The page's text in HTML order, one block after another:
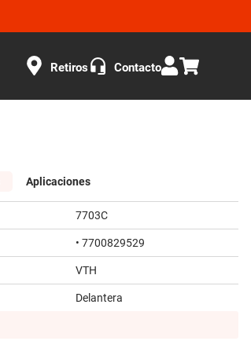
Retiros Contacto
Aplicaciones
7703C
• 7700829529
VTH
Delantera